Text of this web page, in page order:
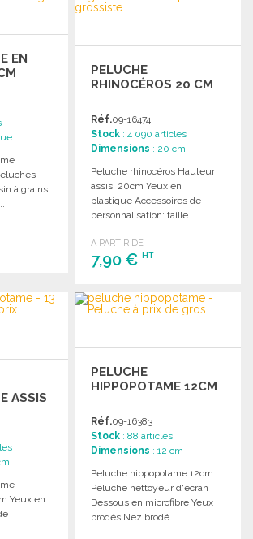
Demander un devis
EN
à grains
PELUCHE
RHINOCÉROS 20 CM
Réf.09-16474
Stock : 4 090 articles
Dimensions : 20 cm
Peluche rhinocéros Hauteur
assis: 20cm Yeux en
plastique Accessoires de
personnalisation: taille...
A PARTIR DE
7,90 €HT
COMMANDER
ASSIS
Yeux en
PELUCHE
HIPPOPOTAME 12CM
Réf.09-16383
Stock : 88 articles
Dimensions : 12 cm
Peluche hippopotame 12cm
Peluche nettoyeur d'écran
Dessous en microfibre Yeux
brodés Nez brodé...